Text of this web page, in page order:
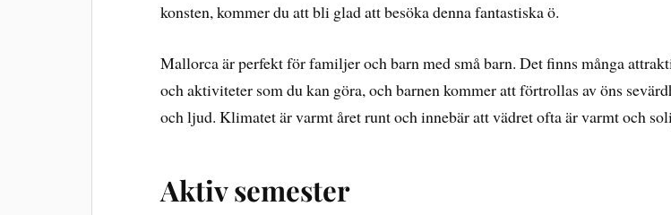
konsten, kommer du att bli glad att besöka denna fantastiska ö.
Mallorca är perfekt för familjer och barn med små barn. Det finns många
och aktiviteter som du kan göra, och barnen kommer att förtrollas av öns
och ljud. Klimatet är varmt året runt och innebär att vädret ofta är varmt och
Aktiv semester